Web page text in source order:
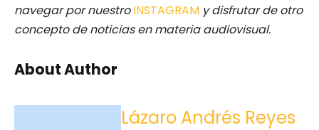
navegar por nuestro INSTAGRAM y disfrutar de otro
concepto de noticias en materia audiovisual.
About Author
Lázaro Andrés Reyes